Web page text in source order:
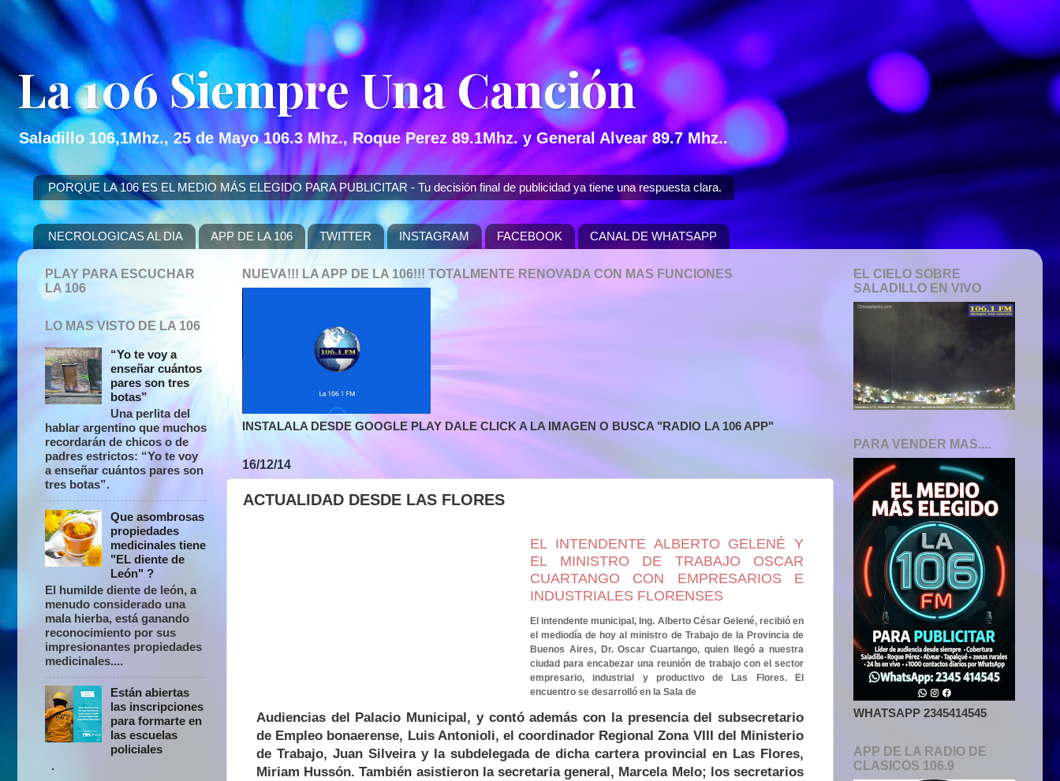
La 106 Siempre Una Canción
Saladillo 106,1Mhz., 25 de Mayo 106.3 Mhz., Roque Perez 89.1Mhz. y General Alvear 89.7 Mhz..
PORQUE LA 106 ES EL MEDIO MÁS ELEGIDO PARA PUBLICITAR - Tu decisión final de publicidad ya tiene una respuesta clara.
NECROLOGICAS AL DIA APP DE LA 106 TWITTER INSTAGRAM FACEBOOK CANAL DE WHATSAPP
NUEVA!!! LA APP DE LA 106!!! TOTALMENTE RENOVADA CON MAS FUNCIONES
INSTALALA DESDE GOOGLE PLAY DALE CLICK A LA IMAGEN O BUSCA "RADIO LA 106 APP"
16/12/14
ACTUALIDAD DESDE LAS FLORES
EL INTENDENTE ALBERTO GELENÉ Y
EL MINISTRO DE TRABAJO OSCAR
CUARTANGO CON EMPRESARIOS E
INDUSTRIALES FLORENSES
El intendente municipal, Ing. Alberto César Gelené, recibió en
el mediodía de hoy al ministro de Trabajo de la Provincia de
Buenos Aires, Dr. Oscar Cuartango, quien llegó a nuestra
ciudad para encabezar una reunión de trabajo con el sector
empresario, industrial y productivo de Las Flores. El
encuentro se desarrolló en la Sala de
Audiencias del Palacio Municipal, y contó además con la presencia del subsecretario
de Empleo bonaerense, Luis Antonioli, el coordinador Regional Zona VIII del Ministerio
de Trabajo, Juan Silveira y la subdelegada de dicha cartera provincial en Las Flores,
Miriam Hussón. También asistieron la secretaria general, Marcela Melo; los secretarios
PLAY PARA ESCUCHAR
LA 106
LO MAS VISTO DE LA 106
“Yo te voy a
enseñar cuántos
pares son tres
botas”
Una perlita del
hablar argentino que muchos
recordarán de chicos o de
padres estrictos: “Yo te voy
a enseñar cuántos pares son
tres botas”.
Que asombrosas
propiedades
medicinales tiene
"EL diente de
León" ?
El humilde diente de león, a
menudo considerado una
mala hierba, está ganando
reconocimiento por sus
impresionantes propiedades
medicinales....
Están abiertas
las inscripciones
para formarte en
las escuelas
policiales
.
EL CIELO SOBRE
SALADILLO EN VIVO
PARA VENDER MAS....
WHATSAPP 2345414545
APP DE LA RADIO DE
CLASICOS 106.9